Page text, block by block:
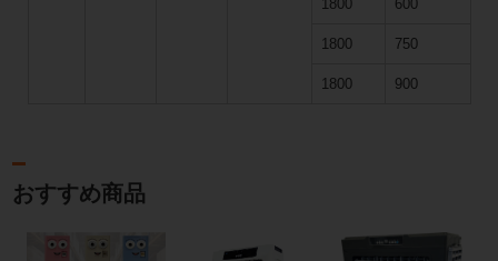
1800 600
1800 750
1800 900
おすすめ商品